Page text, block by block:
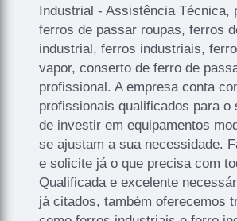
Industrial - Assistência Técnica,
ferros de passar roupas, ferros
industrial, ferros industriais,
vapor, conserto de ferro de
profissional. A empresa conta
profissionais qualificados para o
de investir em equipamentos
se ajustam a sua necessidade.
e solicite já o que precisa com
Qualificada e excelente
já citados, também oferecemos